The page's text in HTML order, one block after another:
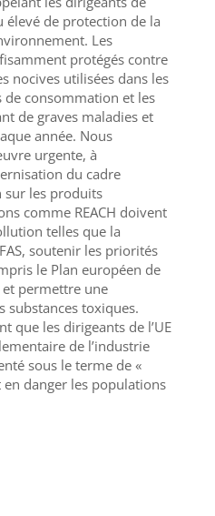
élevé de protection de la
Les
protégés contre
nocives utilisées dans les
consommation et les
de graves maladies et
année. Nous
urgente, à
du cadre
sur les produits
comme REACH doivent
telles que la
soutenir les priorités
le Plan européen de
permettre une
substances toxiques.
que les dirigeants de l’UE
de l’industrie
sous le terme de «
danger les populations